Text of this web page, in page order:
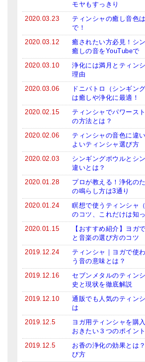
倍音呼吸法レッスン
上級講座
ビギナー講師・養成講座
アマナマナとは
About Us
ブログ
特商法の表記
モヤもすっきり
2020.03.23
ティンシャの癒し音色
で！
2020.03.12
癒されたい方必見！シ
癒しの音をYouTubeで
2020.03.10
浄化には満月とティン
理由
2020.03.06
ドニパトロ（シンギン
は癒しや浄化に最適！
2020.02.15
ティンシャでパワース
の方法とは？
2020.02.06
ティンシャの音色に違
よいティンシャ選び方
2020.02.03
シンギングボウルとシ
違いとは？
2020.01.28
プロが教える！浄化の
の鳴らし方は3通り
2020.01.24
瞑想で使うティンシャ
のコツ、これだけは知
2020.01.15
【おすすめ紹介】ヨガ
と音楽の選び方のコツ
2019.12.24
ティンシャ｜ヨガで使
う音の意味とは？
2019.12.16
セブンメタルのティン
史と現状を徹底解説
2019.12.10
通販でも人気のティン
は
2019.12.5
ヨガ用ティンシャを購
おきたい３つのポイント
2019.12.5
お香の浄化の効果とは
び方